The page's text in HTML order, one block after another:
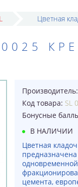
Цветная
0025
Код товара: SL
Бонусные
В НАЛИЧИИ
Цветная
цемента,